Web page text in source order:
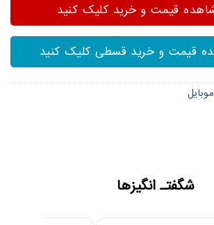
قیمت و خرید کلیک کنید
قیمت و خرید قسطی کلیک کنید
موبایل
شگفتـ انگیزها